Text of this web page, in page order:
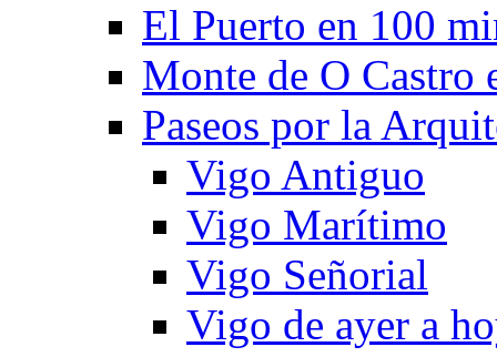
El Puerto en 100
Monte de O Castro
Paseos por la
Vigo Antiguo
Vigo Marítimo
Vigo Señorial
Vigo de ayer a